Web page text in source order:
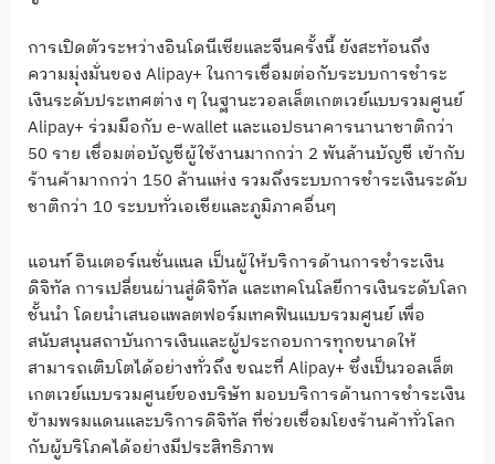
การเปิดตัวระหว่างอินโดนีเซียและจีนครั้งนี้ ยังสะท้อนถึง
ความมุ่งมั่นของ Alipay+ ในการเชื่อมต่อกับระบบการชำระ
เงินระดับประเทศต่าง ๆ ในฐานะวอลเล็ตเกตเวย์แบบรวมศูนย์
Alipay+ ร่วมมือกับ e-wallet และแอปธนาคารนานาชาติกว่า
50 ราย เชื่อมต่อบัญชีผู้ใช้งานมากกว่า 2 พันล้านบัญชี เข้ากับ
ร้านค้ามากกว่า 150 ล้านแห่ง รวมถึงระบบการชำระเงินระดับ
ชาติกว่า 10 ระบบทั่วเอเชียและภูมิภาคอื่นๆ
แอนท์ อินเตอร์เนชั่นแนล เป็นผู้ให้บริการด้านการชำระเงิน
ดิจิทัล การเปลี่ยนผ่านสู่ดิจิทัล และเทคโนโลยีการเงินระดับโลก
ชั้นนำ โดยนำเสนอแพลตฟอร์มเทคฟินแบบรวมศูนย์ เพื่อ
สนับสนุนสถาบันการเงินและผู้ประกอบการทุกขนาดให้
สามารถเติบโตได้อย่างทั่วถึง ขณะที่ Alipay+ ซึ่งเป็นวอลเล็ต
เกตเวย์แบบรวมศูนย์ของบริษัท มอบบริการด้านการชำระเงิน
ข้ามพรมแดนและบริการดิจิทัล ที่ช่วยเชื่อมโยงร้านค้าทั่วโลก
กับผู้บริโภคได้อย่างมีประสิทธิภาพ